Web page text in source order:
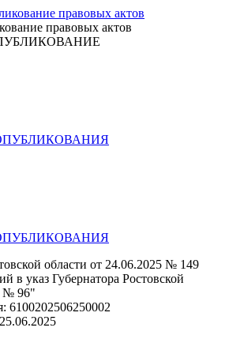
правовых актов
области от 24.06.2025 № 149
в указ Губернатора Ростовской
№ 96"
6100202506250002
25.06.2025